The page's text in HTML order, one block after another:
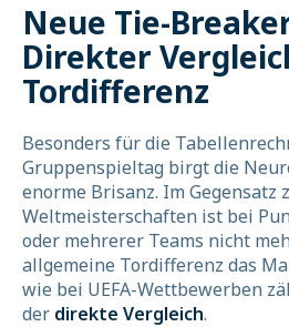
Neue Tie-
Direkter
Tordifferenz
Besonders für die
Gruppenspieltag birgt die
enorme Brisanz. Im Gegensatz
Weltmeisterschaften ist bei
oder mehrerer Teams nicht
allgemeine Tordifferenz das
wie bei UEFA-Wettbewerben
der direkte Vergleich.